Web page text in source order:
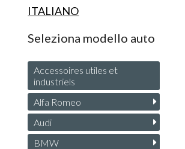
ITALIANO
Seleziona modello auto
Accessoires utiles et
industriels
Alfa Romeo
Audi
BMW